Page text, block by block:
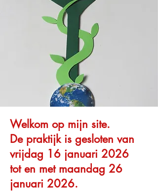
Welkom op mijn site.
De praktijk is gesloten van
vrijdag 16 januari 2026
tot en met maandag 26
januari 2026.